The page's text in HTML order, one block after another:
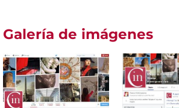
Galería de imágenes